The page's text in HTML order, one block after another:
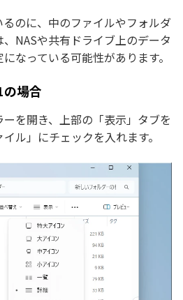
のに、中のファイルやフォルダ
NASや共有ドライブ上のデータ
なっている可能性があります。
場合
を開き、上部の「表示」タブを
ル」にチェックを入れます。